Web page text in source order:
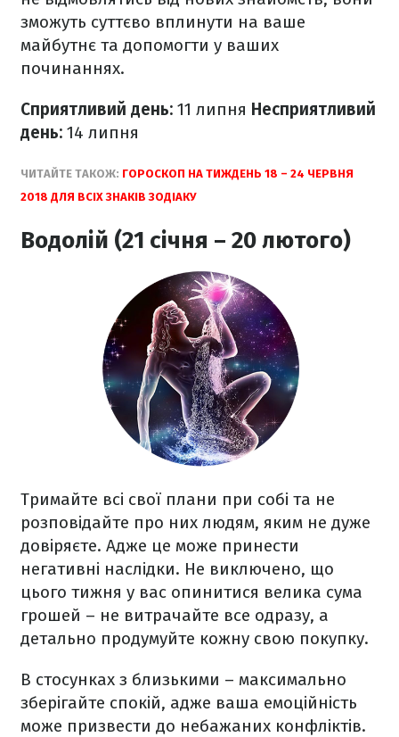
зможуть суттєво вплинути на ваше
майбутнє та допомогти у ваших
починаннях.
Сприятливий день: 11 липня Несприятливий
день: 14 липня
ЧИТАЙТЕ ТАКОЖ: ГОРОСКОП НА ТИЖДЕНЬ 18 – 24 ЧЕРВНЯ
2018 ДЛЯ ВСІХ ЗНАКІВ ЗОДІАКУ
Водолій (21 січня – 20 лютого)
Тримайте всі свої плани при собі та не
розповідайте про них людям, яким не дуже
довіряєте. Адже це може принести
негативні наслідки. Не виключено, що
цього тижня у вас опинитися велика сума
грошей – не витрачайте все одразу, а
детально продумуйте кожну свою покупку.
В стосунках з близькими – максимально
зберігайте спокій, адже ваша емоційність
може призвести до небажаних конфліктів.